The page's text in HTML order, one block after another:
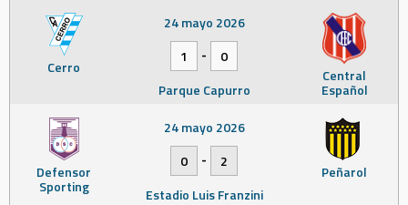
Cerro Central
Español
24 mayo 2026
1
-
0
Parque Capurro
Defensor
Sporting
Peñarol
24 mayo 2026
0
-
2
Estadio Luis Franzini